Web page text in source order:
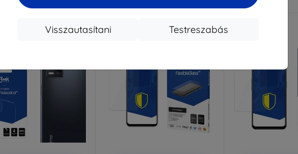
Testreszabás
Visszautasítani
-54%